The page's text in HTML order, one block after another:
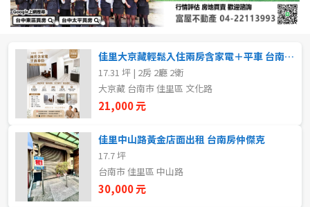
不限
基隆市
新北市
宜蘭縣
桃園市
新竹市
不限
類型(可複選)
不拘 整層住家
佳里大京藏輕鬆入住兩房含家電＋平車 台南房仲傑克
17.31 坪 | 2房 2廳 2衛
大京藏 台南市 佳里區 文化路
21,000 元
佳里中山路黃金店面出租 台南房仲傑克
17.7 坪
台南市 佳里區 中山路
30,000 元